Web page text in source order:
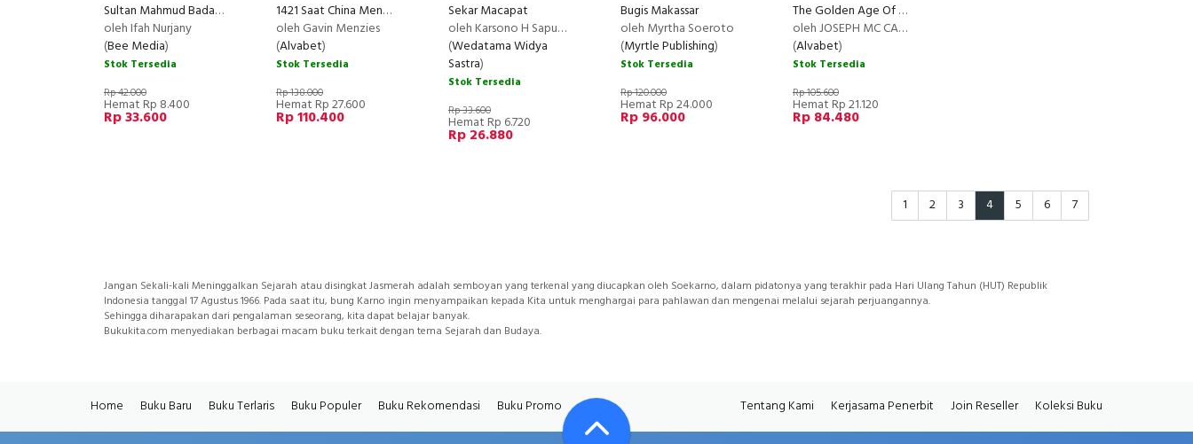
Sultan Mahmud Badaruddin II: Sultan Pemberani yang Hafal Quran
oleh Ifah Nurjany
(Bee Media)
Stok Tersedia
Rp 42.000
Hemat Rp 8.400
Rp 33.600
1421 Saat China Menemukan Dunia [Hard Cover]
oleh Gavin Menzies
(Alvabet)
Stok Tersedia
Rp 138.000
Hemat Rp 27.600
Rp 110.400
Sekar Macapat
oleh Karsono H Saputra
(Wedatama Widya
Sastra)
Stok Tersedia
Rp 33.600
Hemat Rp 6.720
Rp 26.880
Bugis Makassar
oleh Myrtha Soeroto
(Myrtle Publishing)
Stok Tersedia
Rp 120.000
Hemat Rp 24.000
Rp 96.000
The Golden Age Of History: Zaman Keemasan Peradaban
oleh JOSEPH MC CABEOSEPH MC CABE
(Alvabet)
Stok Tersedia
Rp 105.600
Hemat Rp 21.120
Rp 84.480
1 2 3 4 5 6 7
Jangan Sekali-kali Meninggalkan Sejarah atau disingkat Jasmerah adalah semboyan yang terkenal yang diucapkan oleh Soekarno, dalam pidatonya yang terakhir pada Hari Ulang Tahun (HUT) Republik
Indonesia tanggal 17 Agustus 1966. Pada saat itu, bung Karno ingin menyampaikan kepada Kita untuk menghargai para pahlawan dan mengenai melalui sejarah perjuangannya.
Sehingga diharapakan dari pengalaman seseorang, kita dapat belajar banyak.
Bukukita.com menyediakan berbagai macam buku terkait dengan tema Sejarah dan Budaya.
Home Buku Baru Buku Terlaris Buku Populer Buku Rekomendasi Buku Promo Tentang Kami Kerjasama Penerbit Join Reseller Koleksi Buku